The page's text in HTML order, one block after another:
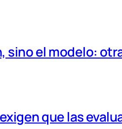
el modelo:
que las